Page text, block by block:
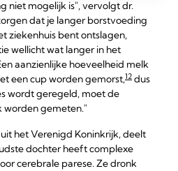
niet mogelijk is", vervolgt dr.
dat je langer borstvoeding
ziekenhuis bent ontslagen,
wellicht wat langer in het
aanzienlijke hoeveelheid melk
een cup worden gemorst,12 dus
wordt geregeld, moet de
worden gemeten."
het Verenigd Koninkrijk, deelt
dochter heeft complexe
cerebrale parese. Ze dronk